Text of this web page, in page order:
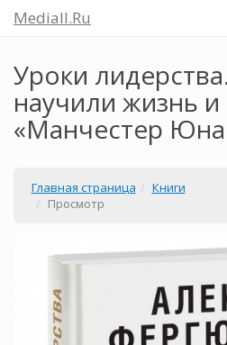
Mediall.Ru
Уроки
научили жизнь и
«Манчестер
Главная страница
Книги
Просмотр